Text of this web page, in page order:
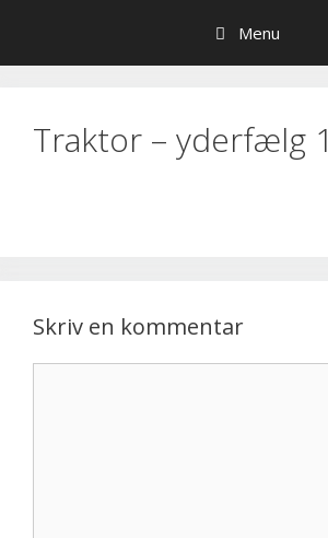
indhold
Menu
Traktor – yderfælg 1
Skriv en kommentar